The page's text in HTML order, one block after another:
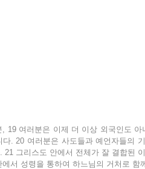
, 19 여러분은 이제 더 이상 외국인도
다. 20 여러분은 사도들과 예언자들의
21 그리스도 안에서 전체가 잘 결합된
에서 성령을 통하여 하느님의 거처로 함